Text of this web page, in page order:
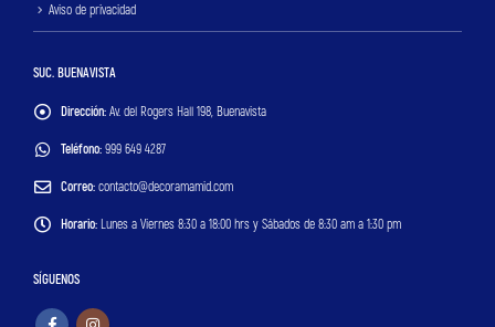
Aviso de privacidad
SUC. BUENAVISTA
Dirección: Av. del Rogers Hall 198, Buenavista
Teléfono: 999 649 4287
Correo: contacto@decoramamid.com
Horario: Lunes a Viernes 8:30 a 18:00 hrs y Sábados de 8:30 am a 1:30 pm
SÍGUENOS